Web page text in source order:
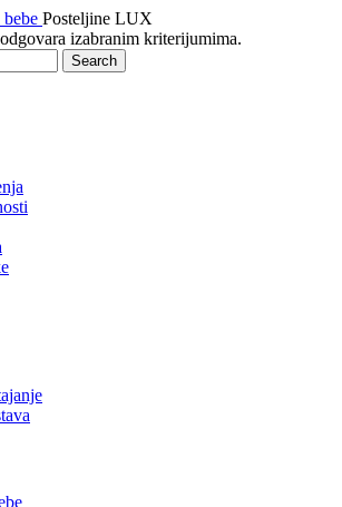
bebe Posteljine LUX
izabranim kriterijumima.
Search